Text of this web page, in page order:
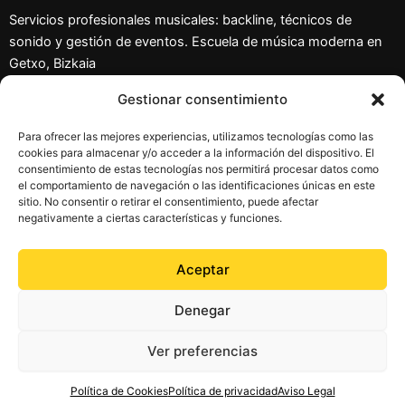
Gestionar consentimiento
Para ofrecer las mejores experiencias, utilizamos tecnologías como las
cookies para almacenar y/o acceder a la información del dispositivo. El
consentimiento de estas tecnologías nos permitirá procesar datos como
el comportamiento de navegación o las identificaciones únicas en este
sitio. No consentir o retirar el consentimiento, puede afectar
negativamente a ciertas características y funciones.
Aceptar
Denegar
Ver preferencias
Política de CookiesPolítica de privacidadAviso Legal
Servicios profesionales musicales: backline, técnicos de
sonido y gestión de eventos. Escuela de música moderna en
Getxo, Bizkaia
Política de privacidad
Política de Cookies
Más información sobre las Cookies